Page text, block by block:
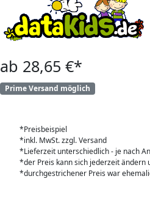
ab 28,65 €*
Prime Versand möglich
*Preisbeispiel
*inkl. MwSt. zzgl. Versand
*Lieferzeit unterschiedlich - je nach
*der Preis kann sich jederzeit ändern
*durchgestrichener Preis war